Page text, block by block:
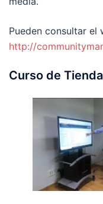
Pueden consultar
http://
Curso de